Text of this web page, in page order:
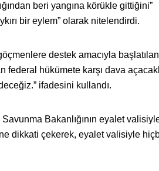
beri yangına körükle gittiğini”
bir eylem” olarak nitelendirdi.
destek amacıyla başlatılan
federal hükümete karşı dava
ifadesini kullandı.
Savunma Bakanlığının eyalet
dikkati çekerek, eyalet valisiyle